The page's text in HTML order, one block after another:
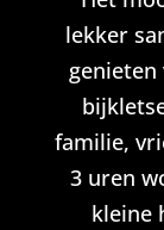
lekker
familie,
3 uren
kleine